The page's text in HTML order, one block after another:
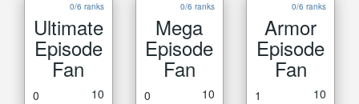
0/6 ranks
Ultimate
Episode
Fan
0 10
0/6 ranks
Mega
Episode
Fan
0 10
0/6 ranks
Armor
Episode
Fan
1 10